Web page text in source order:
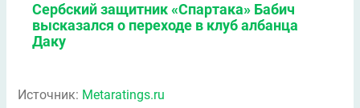
Сербский защитник «Спартака» Бабич
высказался о переходе в клуб албанца
Даку
Источник: Metaratings.ru